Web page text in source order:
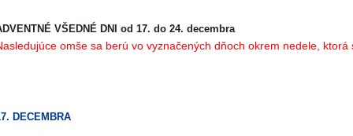
VŠEDNÉ DNI od 17. do 24. decembra
omše sa berú vo vyznačených dňoch okrem nedele,
DECEMBRA